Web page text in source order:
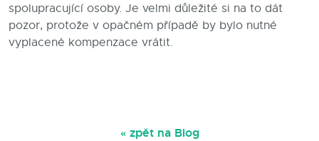
spolupracující osoby. Je velmi důležité si na to dát
pozor, protože v opačném případě by bylo nutné
vyplacené kompenzace vrátit.
« zpět na Blog